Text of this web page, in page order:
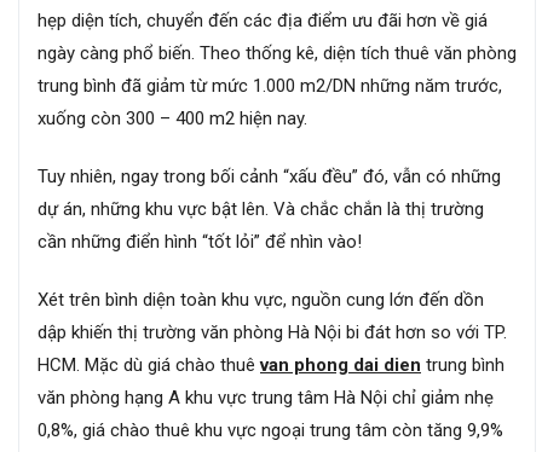
hẹp diện tích, chuyển đến các địa điểm ưu đãi hơn về giá
ngày càng phổ biến. Theo thống kê, diện tích thuê văn phòng
trung bình đã giảm từ mức 1.000 m2/DN những năm trước,
xuống còn 300 – 400 m2 hiện nay.
Tuy nhiên, ngay trong bối cảnh “xấu đều” đó, vẫn có những
dự án, những khu vực bật lên. Và chắc chắn là thị trường
cần những điển hình “tốt lỏi” để nhìn vào!
Xét trên bình diện toàn khu vực, nguồn cung lớn đến dồn
dập khiến thị trường văn phòng Hà Nội bi đát hơn so với TP.
HCM. Mặc dù giá chào thuêvan phong dai dien trung bình
văn phòng hạng A khu vực trung tâm Hà Nội chỉ giảm nhẹ
0,8%, giá chào thuê khu vực ngoại trung tâm còn tăng 9,9%